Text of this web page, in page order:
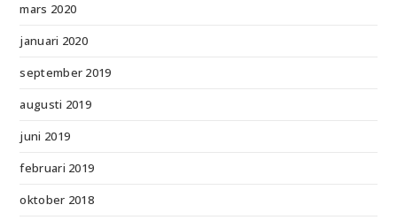
mars 2020
januari 2020
september 2019
augusti 2019
juni 2019
februari 2019
oktober 2018